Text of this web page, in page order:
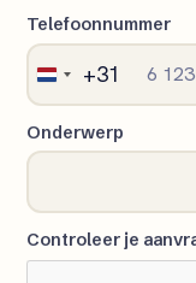
Telefoonnummer
Netherlands
+31
Onderwerp
Controleer je